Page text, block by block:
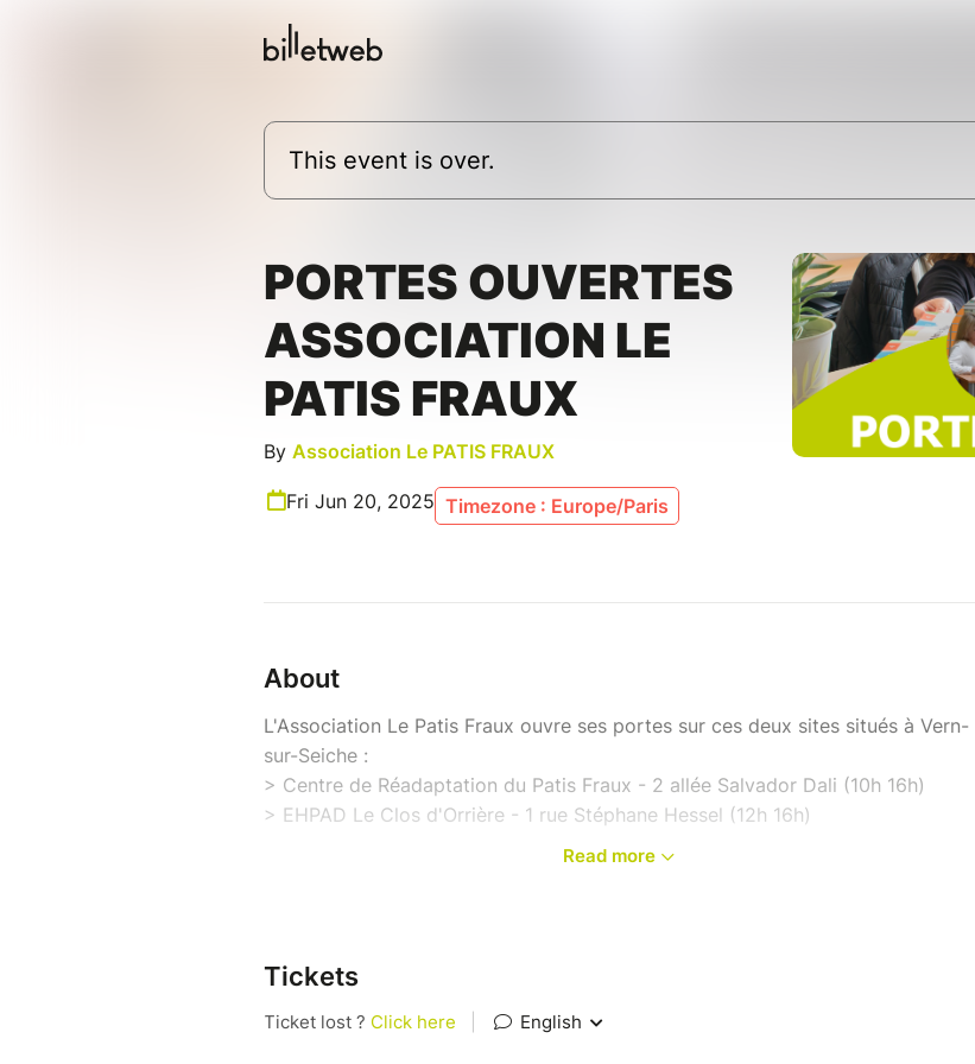
This event is over.
PORTES OUVERTES
ASSOCIATION LE
PATIS FRAUX
By Association Le PATIS FRAUX
Fri Jun 20, 2025 Timezone : Europe/Paris
About
L'Association Le Patis Fraux ouvre ses portes sur ces deux sites situés à Vern-
sur-Seiche :
> Centre de Réadaptation du Patis Fraux - 2 allée Salvador Dali (10h 16h)
> EHPAD Le Clos d'Orrière - 1 rue Stéphane Hessel (12h 16h)
➡️ des tables rondes (sans inscription), durée 45 minutes
✅ 11h00 - Accompagnement hors les murs avec le SAVS et le SAMSAH
au Centre de Réadaptation du Patis Fraux
Read more
Tickets